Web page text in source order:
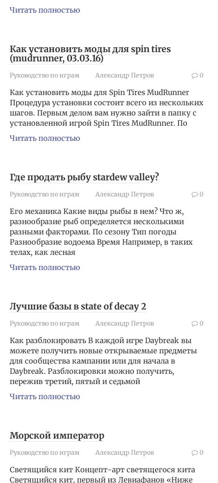
Читать полностью
Как установить моды для spin tires
(mudrunner, 03.03.16)
Руководство по играм Александр Петров 0
Как установить моды для Spin Tires MudRunner
Процедура установки состоит всего из нескольких
шагов. Первым делом вам нужно зайти в папку с
установленной игрой Spin Tires MudRunner. По
Читать полностью
Где продать рыбу stardew valley?
Руководство по играм Александр Петров 0
Его механика Какие виды рыбы в нем? Что ж,
разнообразие рыб определяется несколькими
разными факторами. По сезону Тип погоды
Разнообразие водоема Время Например, в таких
телах, как лесная
Читать полностью
Лучшие базы в state of decay 2
Руководство по играм Александр Петров 0
Как разблокировать В каждой игре Daybreak вы
можете получить новые открываемые предметы
для сообщества кампании или для начала в
Daybreak. Разблокировки можно получить,
пережив третий, пятый и седьмой
Читать полностью
Морской император
Руководство по играм Александр Петров 0
Светящийся кит Концепт-арт светящегося кита
Светящийся кит, первый из Левиафанов «Ниже